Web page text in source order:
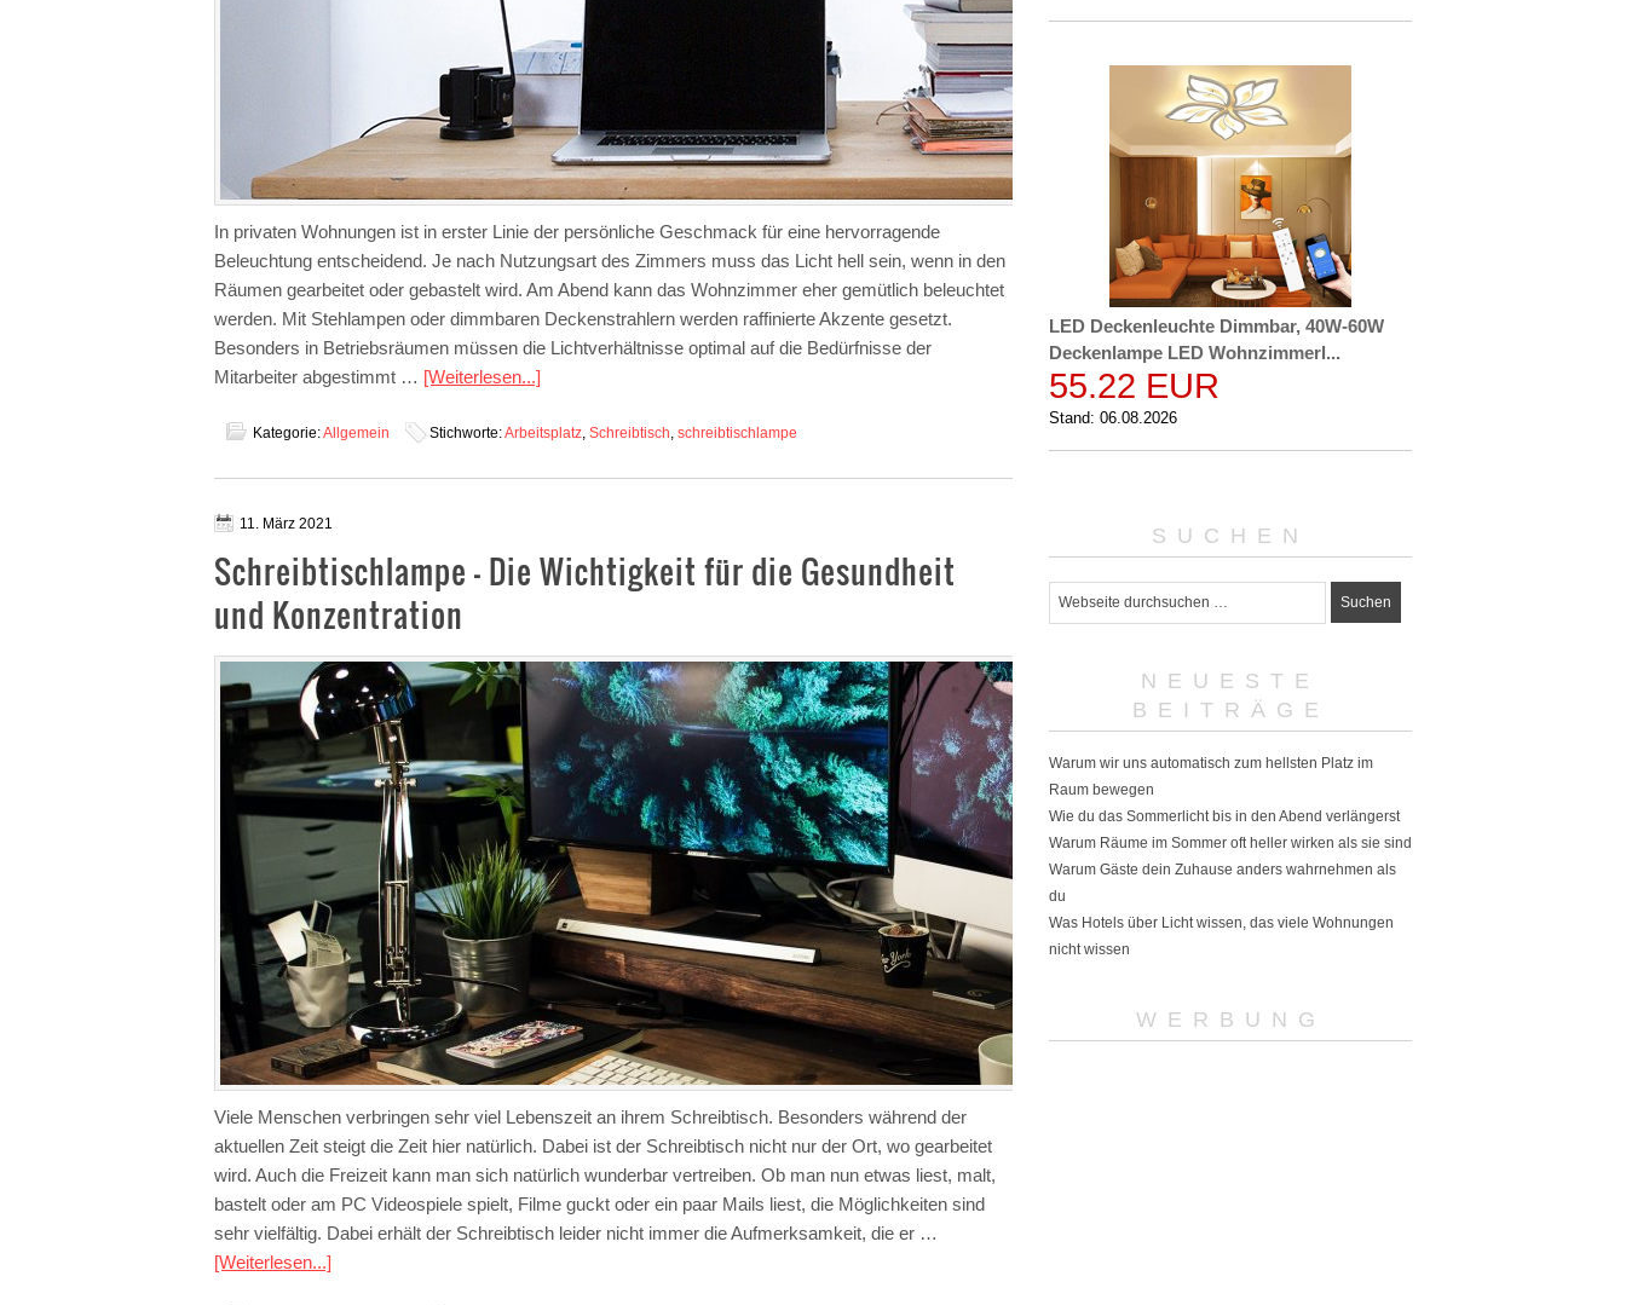
In privaten Wohnungen ist in erster Linie der persönliche Geschmack für eine hervorragende
Beleuchtung entscheidend. Je nach Nutzungsart des Zimmers muss das Licht hell sein, wenn in den
Räumen gearbeitet oder gebastelt wird. Am Abend kann das Wohnzimmer eher gemütlich beleuchtet
werden. Mit Stehlampen oder dimmbaren Deckenstrahlern werden raffinierte Akzente gesetzt.
Besonders in Betriebsräumen müssen die Lichtverhältnisse optimal auf die Bedürfnisse der
Mitarbeiter abgestimmt … [Weiterlesen...]
Kategorie:Allgemein Stichworte:Arbeitsplatz, Schreibtisch, schreibtischlampe
11. März 2021
Schreibtischlampe – Die Wichtigkeit für die Gesundheit
und Konzentration
Viele Menschen verbringen sehr viel Lebenszeit an ihrem Schreibtisch. Besonders während der
aktuellen Zeit steigt die Zeit hier natürlich. Dabei ist der Schreibtisch nicht nur der Ort, wo gearbeitet
wird. Auch die Freizeit kann man sich natürlich wunderbar vertreiben. Ob man nun etwas liest, malt,
bastelt oder am PC Videospiele spielt, Filme guckt oder ein paar Mails liest, die Möglichkeiten sind
sehr vielfältig. Dabei erhält der Schreibtisch leider nicht immer die Aufmerksamkeit, die er …
[Weiterlesen...]
LED Deckenleuchte Dimmbar, 40W-60W
Deckenlampe LED Wohnzimmerl...
55.22 EUR
Stand: 06.08.2026
SUCHEN
NEUESTE
BEITRÄGE
Warum wir uns automatisch zum hellsten Platz im
Raum bewegen
Wie du das Sommerlicht bis in den Abend verlängerst
Warum Räume im Sommer oft heller wirken als sie sind
Warum Gäste dein Zuhause anders wahrnehmen als
du
Was Hotels über Licht wissen, das viele Wohnungen
nicht wissen
WERBUNG